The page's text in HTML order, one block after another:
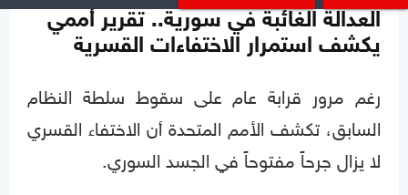
العدالة الغائبة في سورية.. تقرير أممي
يكشف استمرار الاختفاءات القسرية
رغم مرور قرابة عام على سقوط سلطة النظام
السابق، تكشف الأمم المتحدة أن الاختفاء القسري
لا يزال جرحاً مفتوحاً في الجسد السوري.